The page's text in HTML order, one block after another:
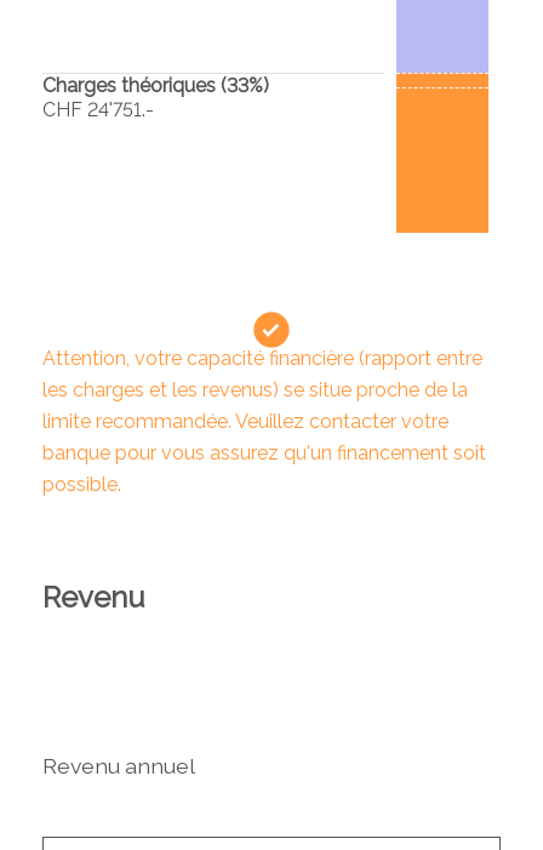
Charges théoriques (33%)
CHF 24'751.-
Attention, votre capacité financière (rapport entre
les charges et les revenus) se situe proche de la
limite recommandée. Veuillez contacter votre
banque pour vous assurez qu'un financement soit
possible.
Revenu
Revenu annuel